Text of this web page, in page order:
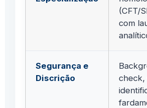
(CFT/
com
Segurança e
Discrição
check,